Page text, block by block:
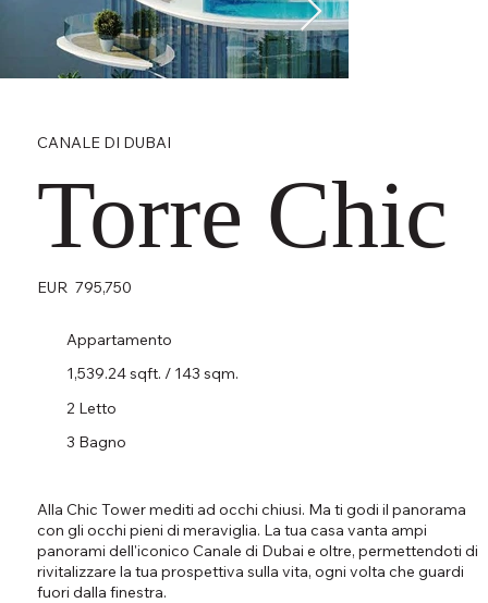
Torre Chic
Appartamento
1,539.24 sqft. / 143 sqm.
2 Letto
3 Bagno
Alla Chic Tower mediti ad occhi chiusi. Ma ti godi il panorama
con gli occhi pieni di meraviglia. La tua casa vanta ampi
panorami dell'iconico Canale di Dubai e oltre, permettendoti di
rivitalizzare la tua prospettiva sulla vita, ogni volta che guardi
fuori dalla finestra.
795,750
EUR
CANALE DI DUBAI